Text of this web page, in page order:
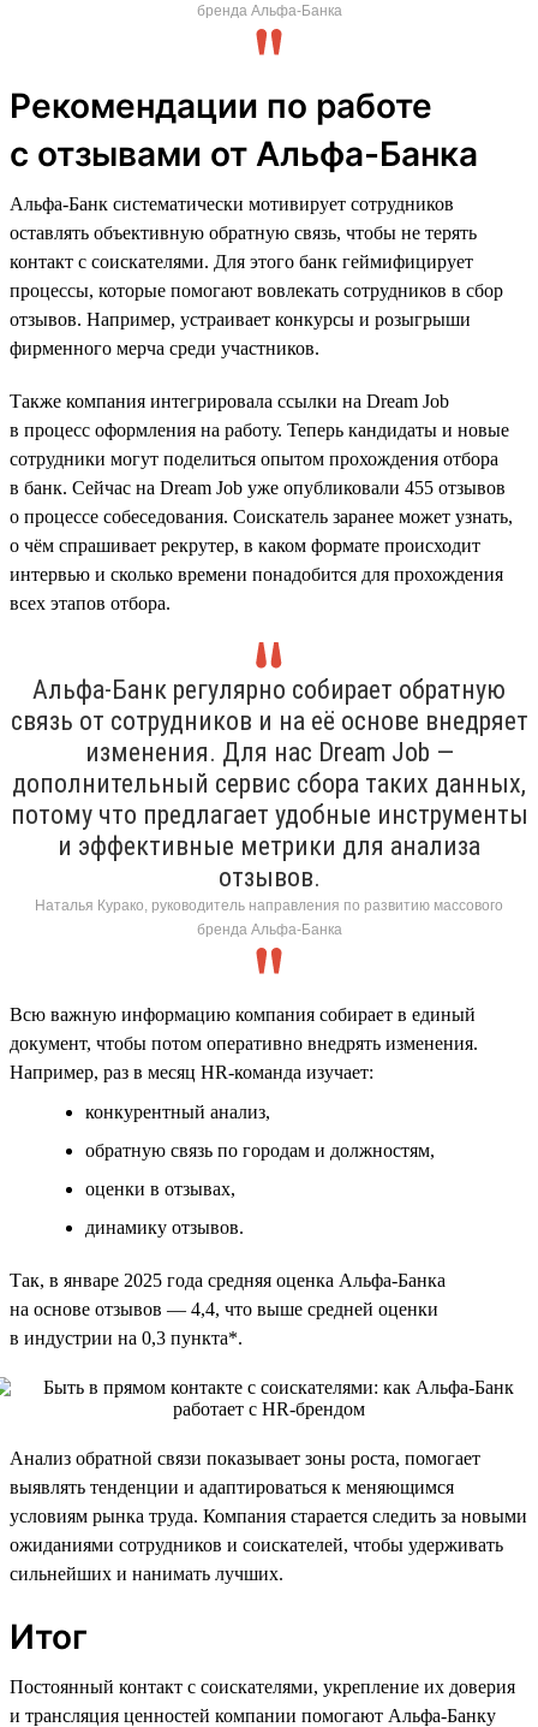
бренда Альфа-Банка
Рекомендации по работе
с отзывами от Альфа-Банка
Альфа-Банк систематически мотивирует сотрудников
оставлять объективную обратную связь, чтобы не терять
контакт с соискателями. Для этого банк геймифицирует
процессы, которые помогают вовлекать сотрудников в сбор
отзывов. Например, устраивает конкурсы и розыгрыши
фирменного мерча среди участников.
Также компания интегрировала ссылки на Dream Job
в процесс оформления на работу. Теперь кандидаты и новые
сотрудники могут поделиться опытом прохождения отбора
в банк. Сейчас на Dream Job уже опубликовали 455 отзывов
о процессе собеседования. Соискатель заранее может узнать,
о чём спрашивает рекрутер, в каком формате происходит
интервью и сколько времени понадобится для прохождения
всех этапов отбора.
Альфа-Банк регулярно собирает обратную
связь от сотрудников и на её основе внедряет
изменения. Для нас Dream Job —
дополнительный сервис сбора таких данных,
потому что предлагает удобные инструменты
и эффективные метрики для анализа
отзывов.
Наталья Курако, руководитель направления по развитию массового
бренда Альфа-Банка
Всю важную информацию компания собирает в единый
документ, чтобы потом оперативно внедрять изменения.
Например, раз в месяц HR-команда изучает:
конкурентный анализ,
обратную связь по городам и должностям,
оценки в отзывах,
динамику отзывов.
Так, в январе 2025 года средняя оценка Альфа-Банка
на основе отзывов — 4,4, что выше средней оценки
в индустрии на 0,3 пункта*.
Анализ обратной связи показывает зоны роста, помогает
выявлять тенденции и адаптироваться к меняющимся
условиям рынка труда. Компания старается следить за новыми
ожиданиями сотрудников и соискателей, чтобы удерживать
сильнейших и нанимать лучших.
Итог
Постоянный контакт с соискателями, укрепление их доверия
и трансляция ценностей компании помогают Альфа-Банку